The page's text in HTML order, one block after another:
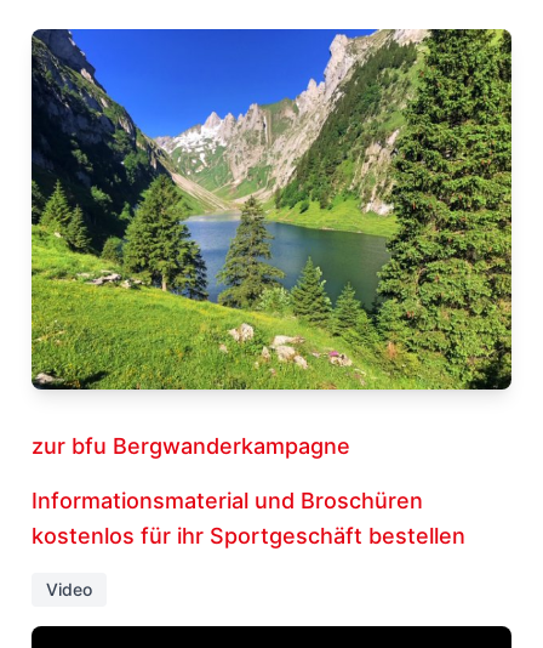
zur bfu Bergwanderkampagne
Informationsmaterial und Broschüren
kostenlos für ihr Sportgeschäft bestellen
Video